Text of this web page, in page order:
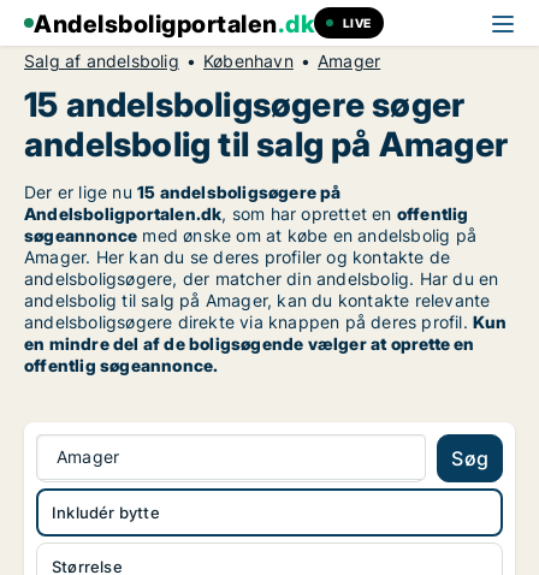
Andelsboligportalen.dk LIVE
Salg af andelsbolig København Amager
15 andelsboligsøgere søger
andelsbolig til salg på Amager
Der er lige nu 15 andelsboligsøgere på
Andelsboligportalen.dk, som har oprettet en offentlig
søgeannonce med ønske om at købe en andelsbolig på
Amager. Her kan du se deres profiler og kontakte de
andelsboligsøgere, der matcher din andelsbolig. Har du en
andelsbolig til salg på Amager, kan du kontakte relevante
andelsboligsøgere direkte via knappen på deres profil.Kun
en mindre del af de boligsøgende vælger at oprette en
offentlig søgeannonce.
Amager Søg
Størrelse
Inkludér bytte